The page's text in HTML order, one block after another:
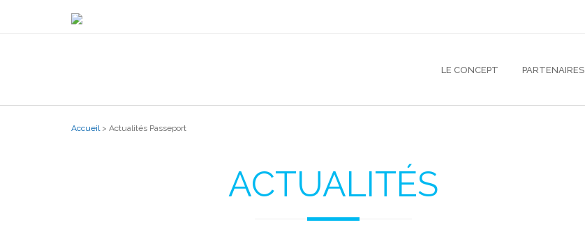
LE CONCEPT PARTENAIRES
Accueil> Actualités Passeport
ACTUALITÉS